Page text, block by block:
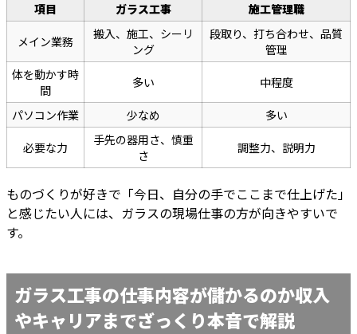
項目 ガラス工事 施工管理職
メイン業務
搬入、施工、シーリ
ング
段取り、打ち合わせ、品質
管理
体を動かす時
間
多い 中程度
パソコン作業 少なめ 多い
必要な力
手先の器用さ、慎重
さ
調整力、説明力
ものづくりが好きで「今日、自分の手でここまで仕上げた」
と感じたい人には、ガラスの現場仕事の方が向きやすいで
す。
ガラス工事の仕事内容が儲かるのか収入
やキャリアまでざっくり本音で解説